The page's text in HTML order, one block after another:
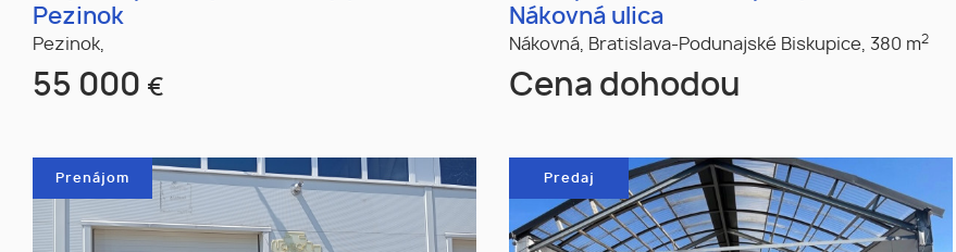
Pezinok
Pezinok,
55 000 €
Nákovná ulica
Nákovná, Bratislava-Podunajské Biskupice, 380 m2
Cena dohodou
Prenájom Predaj